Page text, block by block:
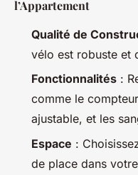
l’Appartement
Qualité de
vélo est robuste et
Fonctionnalités :
comme le
ajustable, et les
Espace :
de place dans